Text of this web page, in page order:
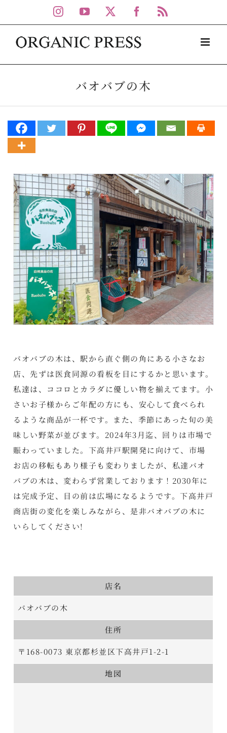
to
content
Instagram
YouTube Facebook
バオバブの木
バオバブの木は、駅から直ぐ側の角にある小さなお
店、先ずは医食同源の看板を目にするかと思います。
私達は、ココロとカラダに優しい物を揃えてます。小
さいお子様からご年配の方にも、安心して食べられ
るような商品が一杯です。また、季節にあった旬の美
味しい野菜が並びます。2024年3月迄、回りは市場で
賑わっていました。下高井戸駅開発に向けて、市場
お店の移転もあり様子も変わりましたが、私達バオ
バブの木は、変わらず営業しております！2030年に
は完成予定、目の前は広場になるようです。下高井戸
商店街の変化を楽しみながら、是非バオバブの木に
いらしてください!
店名
バオバブの木
住所
〒168-0073 東京都杉並区下高井戸1-2-1
地図